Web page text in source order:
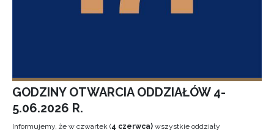
GODZINY OTWARCIA ODDZIAŁÓW 4-
5.06.2026 R.
Informujemy, że w czwartek (4 czerwca) wszystkie oddziały